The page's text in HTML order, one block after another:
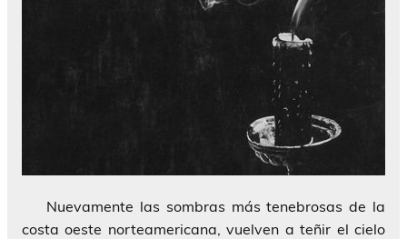
Nuevamente las sombras más tenebrosas de la
costa oeste norteamericana, vuelven a teñir el cielo